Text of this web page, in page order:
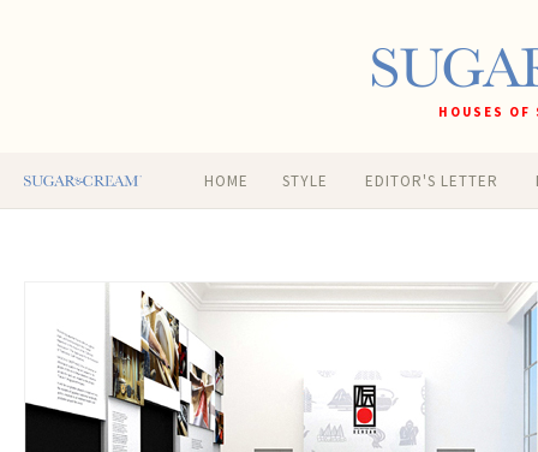
HOUSES
HOME STYLE EDITOR'S LETTER